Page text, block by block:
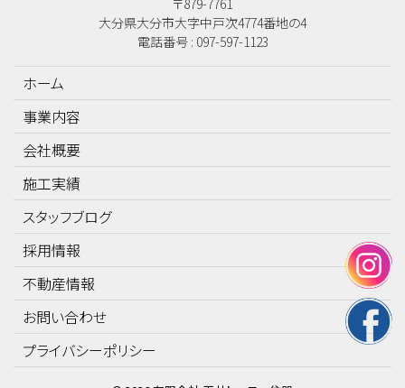
〒879-7761
大分県大分市大字中戸次4774番地の4
電話番号 : 097-597-1123
ホーム
事業内容
会社概要
施工実績
スタッフブログ
採用情報
不動産情報
お問い合わせ
プライバシーポリシー